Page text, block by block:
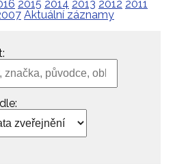
2015 2014 2013 2012 2011
Aktuální záznamy